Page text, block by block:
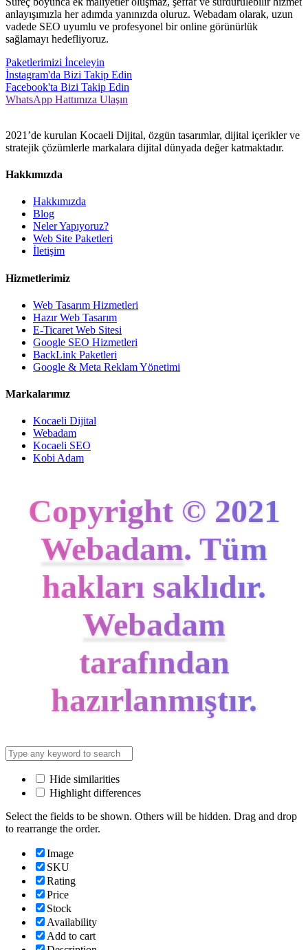
anlayışımızla her adımda yanınızda oluruz. Webadam olarak, uzun
vadede SEO uyumlu ve profesyonel bir online görünürlük
sağlamayı hedefliyoruz.
Paketlerimizi İnceleyin
İnstagram'da Bizi Takip Edin
Facebook'ta Bizi Takip Edin
WhatsApp Hattımıza Ulaşın
2021’de kurulan Kocaeli Dijital, özgün tasarımlar, dijital içerikler ve
stratejik çözümlerle markalara dijital dünyada değer katmaktadır.
Hakkımızda
Hakkımızda
Blog
Neler Yapıyoruz?
Web Site Paketleri
İletişim
Hizmetlerimiz
Web Tasarım Hizmetleri
Hazır Web Tasarım
E-Ticaret Web Sitesi
Google SEO Hizmetleri
BackLink Paketleri
Google & Meta Reklam Yönetimi
Markalarımız
Kocaeli Dijital
Webadam
Kocaeli SEO
Kobi Adam
Copyright © 2021
Webadam. Tüm
hakları saklıdır.
Webadam
tarafından
hazırlanmıştır.
Hide similarities
Highlight differences
Select the fields to be shown. Others will be hidden. Drag and drop
to rearrange the order.
Image
SKU
Rating
Price
Stock
Availability
Add to cart